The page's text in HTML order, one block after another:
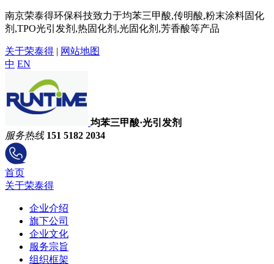
南京荣泰得环保科技致力于均苯三甲酸,传明酸,粉末涂料固化
剂,TPO光引发剂,热固化剂,光固化剂,芳香酸等产品
关于荣泰得 | 网站地图
中 EN
均苯三甲酸·光引发剂
服务热线 151 5182 2034
首页
关于荣泰得
企业介绍
旗下公司
企业文化
服务宗旨
组织框架